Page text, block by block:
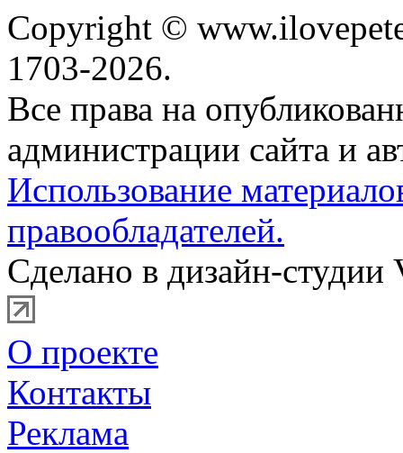
Copyright ©
1703-2026.
Все права на
администрации сайта и
Использование
правообладателей.
Сделано в дизайн-студии
О проекте
Контакты
Реклама